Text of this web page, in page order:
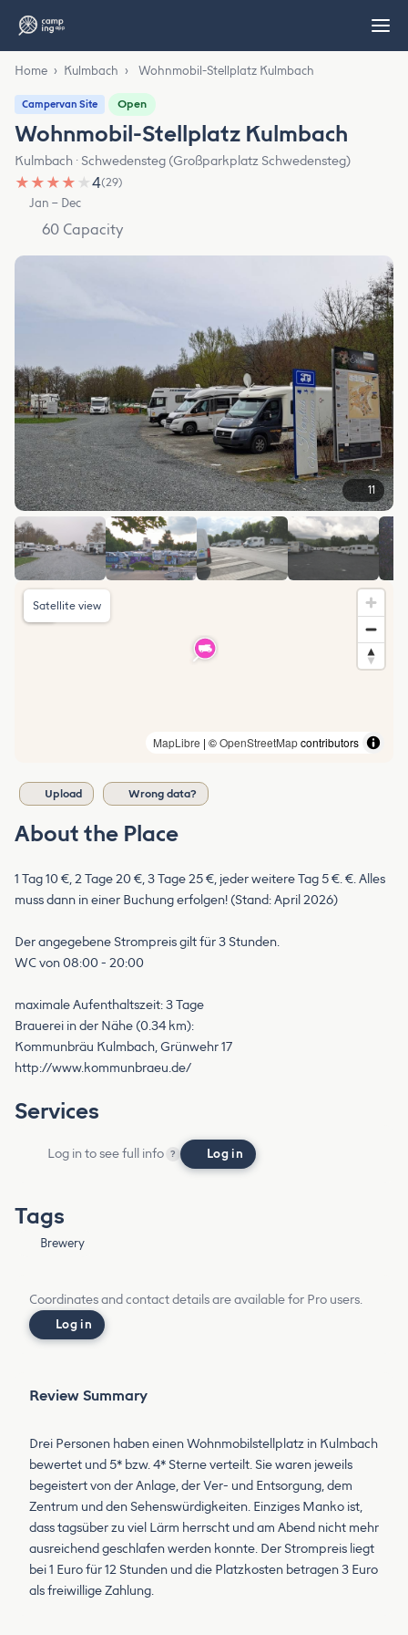
Home › Kulmbach › Wohnmobil-Stellplatz Kulmbach
Campervan Site Open
Wohnmobil-Stellplatz Kulmbach
Kulmbach · Schwedensteg (Großparkplatz Schwedensteg)
★ ★ ★ ★ ★4(29)
Jan – Dec
60 Capacity
11
MapLibre | ©OpenStreetMapcontributors
Satellite view
Upload Wrong data?
About the Place
1 Tag 10 €, 2 Tage 20 €, 3 Tage 25 €, jeder weitere Tag 5 €. €. Alles
muss dann in einer Buchung erfolgen! (Stand: April 2026)
Der angegebene Strompreis gilt für 3 Stunden.
WC von 08:00 - 20:00
maximale Aufenthaltszeit: 3 Tage
Brauerei in der Nähe (0.34 km):
Kommunbräu Kulmbach, Grünwehr 17
http://www.kommunbraeu.de/
Services
Log in to see full info ? Log in
Tags
Brewery
Coordinates and contact details are available for Pro users.
Log in
Review Summary
Drei Personen haben einen Wohnmobilstellplatz in Kulmbach
bewertet und 5* bzw. 4* Sterne verteilt. Sie waren jeweils
begeistert von der Anlage, der Ver- und Entsorgung, dem
Zentrum und den Sehenswürdigkeiten. Einziges Manko ist,
dass tagsüber zu viel Lärm herrscht und am Abend nicht mehr
ausreichend geschlafen werden konnte. Der Strompreis liegt
bei 1 Euro für 12 Stunden und die Platzkosten betragen 3 Euro
als freiwillige Zahlung.